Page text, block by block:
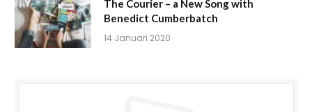
The Courier – a New Song with
Benedict Cumberbatch
14 Januari 2020